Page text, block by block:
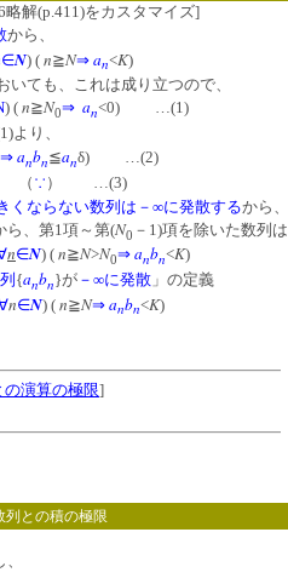
略解(p.411)をカスタマイズ]
から、
∈N) ( n≧N⇒ an<K)
いても、これは成り立つので、
) ( n≧N0⇒ an<0) …(1)
より、
⇒ anbn≦anδ) …(2)
（ ∵ ） …(3)
くならない数列は－∞に発散するから、
ら、第1項～第(N0 －1)項を除いた数列
n∈N) ( n≧N>N0⇒ anbn<K)
{anbn}が －∞に発散 」の定義
n∈N) ( n≧N⇒ anbn<K)
の演算の極限]
列との積の極限
、